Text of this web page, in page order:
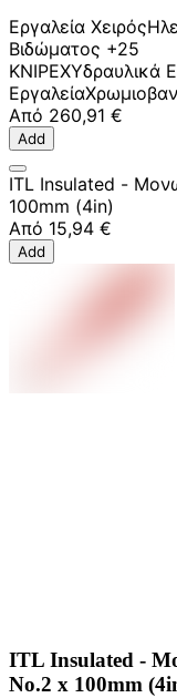
Εργαλεία Χειρός
Βιδώματος +25
KNIPEXΥδραυλικά
Εργαλεία
Από 260,91 €
Add
ITL Insulated -
100mm (4in)
Από 15,94 €
Add
ITL Insulated -
No.2 x 100mm